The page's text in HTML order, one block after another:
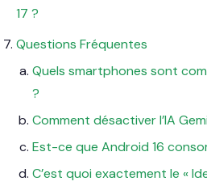
17 ?
Questions Fréquentes
Quels smartphones sont
?
Comment désactiver l’IA
Est-ce que Android 16
C’est quoi exactement le «